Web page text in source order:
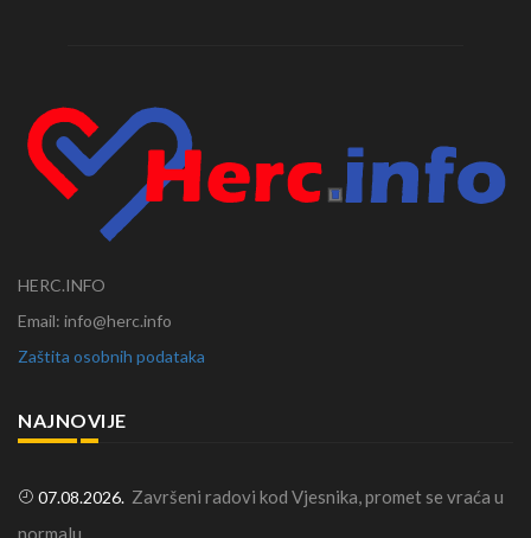
HERC.INFO
Email: info@herc.info
Zaštita osobnih podataka
NAJNOVIJE
07.08.2026. Završeni radovi kod Vjesnika, promet se vraća u
normalu